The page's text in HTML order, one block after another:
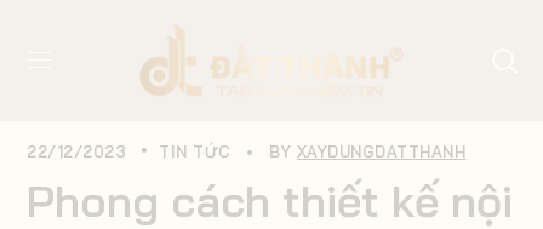
22/12/2023 TIN TỨC BY XAYDUNGDATTHANH
Phong cách thiết kế nội